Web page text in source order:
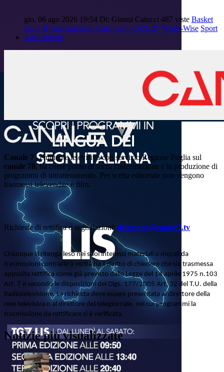
gio, 06 ago 2026 19:54 Di: Gianni Catucci 487 viste Basket
Serie-B-Interregionale Calendario-2026-27 White-Wise Sport
Altre notizie
Canale 7 , emittente televisiva con servizio Regione Puglia sul
canale 78, ha come punto di forza l'informazione e la produzione di
programmi di intrattenimento. Per scelta editoriale non vengono
trasmessi televendite e film.
Richieste di rettifica o segnalazioni: direzione@canale7.tv
Chiunque si ritenga leso nei suoi interessi materiali o morali da
trasmissioni contrarie a verità ha il diritto di chiedere che sia trasmessa
apposita rettifica come già previsto dalla Legge del 14 aprile 1975 n.103
Art. 7 e secondo le disposizioni del Dlgs. 177/2005 Art. 32 del T.U. della
Radiotelevisione. La richiesta deve essere presentata al direttore della
rete televisiva o al direttore del telegiornale, nei cui programmi la
trasmissione da rettificare si è verificata.
Notizie più visualizzate